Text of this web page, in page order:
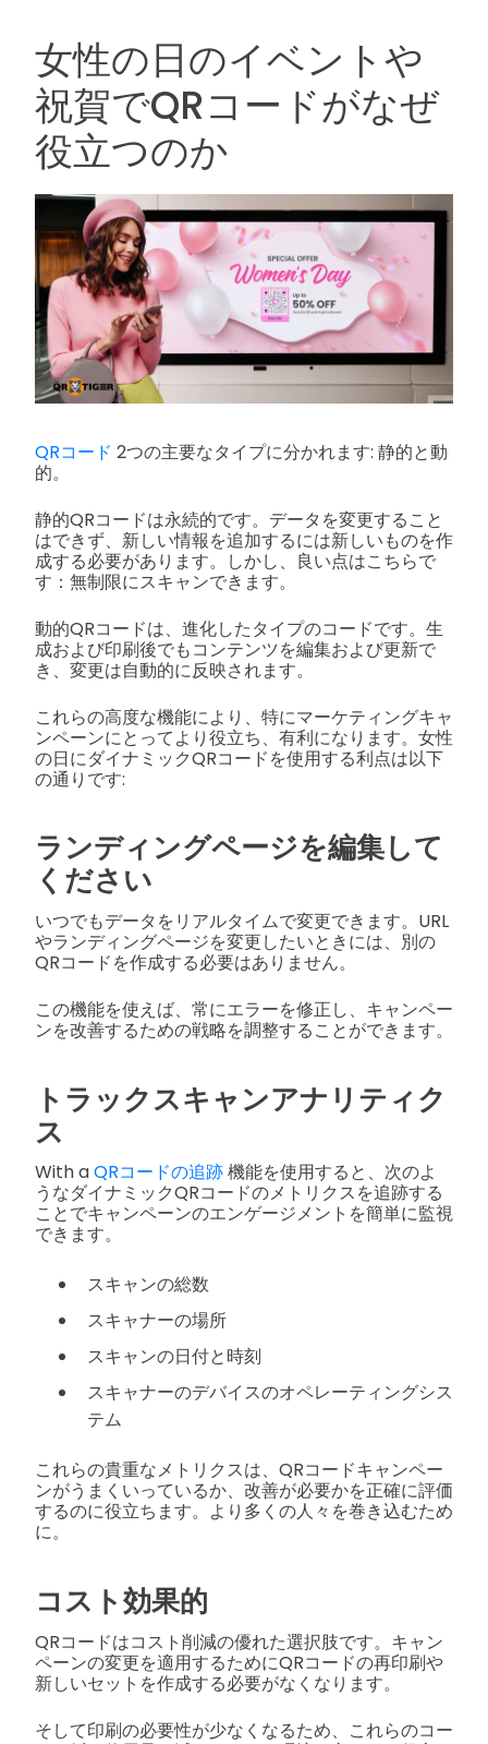
女性の日のイベントや
祝賀でQRコードがなぜ
役立つのか
QRコード 2つの主要なタイプに分かれます: 静的と動
的。
静的QRコードは永続的です。データを変更すること
はできず、新しい情報を追加するには新しいものを作
成する必要があります。しかし、良い点はこちらで
す：無制限にスキャンできます。
動的QRコードは、進化したタイプのコードです。生
成および印刷後でもコンテンツを編集および更新で
き、変更は自動的に反映されます。
これらの高度な機能により、特にマーケティングキャ
ンペーンにとってより役立ち、有利になります。女性
の日にダイナミックQRコードを使用する利点は以下
の通りです:
ランディングページを編集して
ください
いつでもデータをリアルタイムで変更できます。URL
やランディングページを変更したいときには、別の
QRコードを作成する必要はありません。
この機能を使えば、常にエラーを修正し、キャンペー
ンを改善するための戦略を調整することができます。
トラックスキャンアナリティク
ス
With aQRコードの追跡機能を使用すると、次のよ
うなダイナミックQRコードのメトリクスを追跡する
ことでキャンペーンのエンゲージメントを簡単に監視
できます。
スキャンの総数
スキャナーの場所
スキャンの日付と時刻
スキャナーのデバイスのオペレーティングシス
テム
これらの貴重なメトリクスは、QRコードキャンペー
ンがうまくいっているか、改善が必要かを正確に評価
するのに役立ちます。より多くの人々を巻き込むため
に。
コスト効果的
QRコードはコスト削減の優れた選択肢です。キャン
ペーンの変更を適用するためにQRコードの再印刷や
新しいセットを作成する必要がなくなります。
そして印刷の必要性が少なくなるため、これらのコー